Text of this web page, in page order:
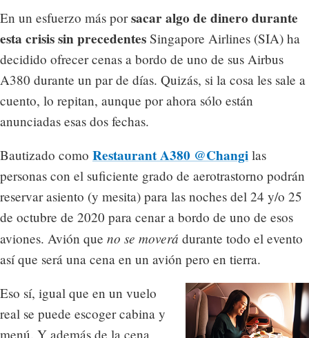
En un esfuerzo más porsacar algo de dinero durante
esta crisis sin precedentes Singapore Airlines (SIA) ha
decidido ofrecer cenas a bordo de uno de sus Airbus
A380 durante un par de días. Quizás, si la cosa les sale a
cuento, lo repitan, aunque por ahora sólo están
anunciadas esas dos fechas.
Bautizado como Restaurant A380 @Changi las
personas con el suficiente grado de aerotrastorno podrán
reservar asiento (y mesita) para las noches del 24 y/o 25
de octubre de 2020 para cenar a bordo de uno de esos
aviones. Avión que no se moverá durante todo el evento
así que será una cena en un avión pero en tierra.
Eso sí, igual que en un vuelo
real se puede escoger cabina y
menú. Y además de la cena